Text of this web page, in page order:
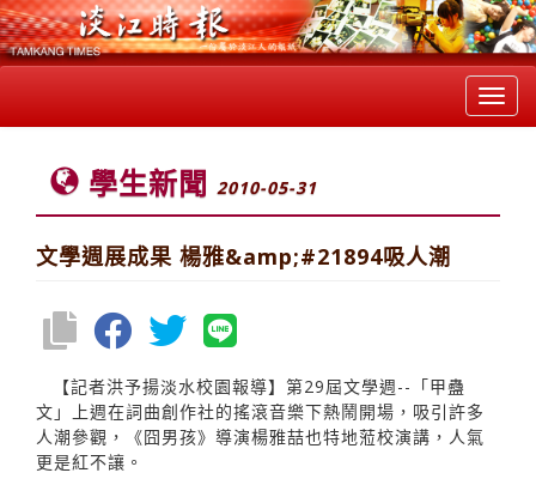
學生新聞 2010-05-31
文學週展成果 楊雅&amp;#21894吸人潮
【記者洪予揚淡水校園報導】第29屆文學週--「甲蠱
文」上週在詞曲創作社的搖滾音樂下熱鬧開場，吸引許多
人潮參觀，《囧男孩》導演楊雅喆也特地蒞校演講，人氣
更是紅不讓。